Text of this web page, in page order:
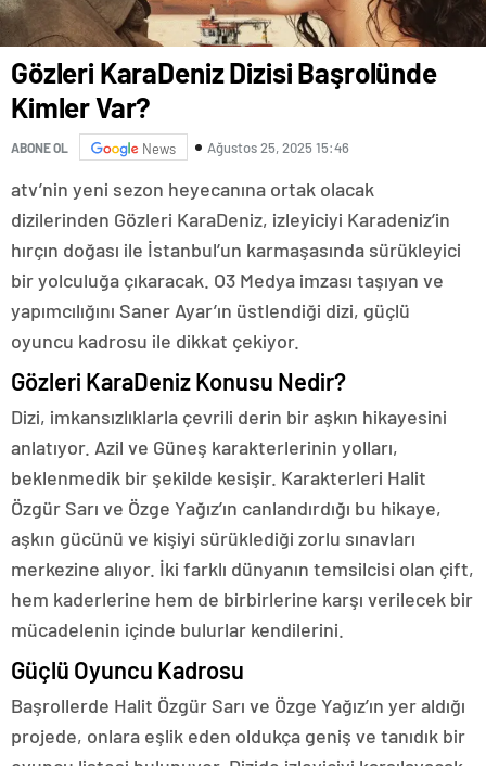
Gözleri KaraDeniz Dizisi Başrolünde
Kimler Var?
ABONE OL News Ağustos 25, 2025 15:46
atv’nin yeni sezon heyecanına ortak olacak
dizilerinden Gözleri KaraDeniz, izleyiciyi Karadeniz’in
hırçın doğası ile İstanbul’un karmaşasında sürükleyici
bir yolculuğa çıkaracak. O3 Medya imzası taşıyan ve
yapımcılığını Saner Ayar’ın üstlendiği dizi, güçlü
oyuncu kadrosu ile dikkat çekiyor.
Gözleri KaraDeniz Konusu Nedir?
Dizi, imkansızlıklarla çevrili derin bir aşkın hikayesini
anlatıyor. Azil ve Güneş karakterlerinin yolları,
beklenmedik bir şekilde kesişir. Karakterleri Halit
Özgür Sarı ve Özge Yağız’ın canlandırdığı bu hikaye,
aşkın gücünü ve kişiyi sürüklediği zorlu sınavları
merkezine alıyor. İki farklı dünyanın temsilcisi olan çift,
hem kaderlerine hem de birbirlerine karşı verilecek bir
mücadelenin içinde bulurlar kendilerini.
Güçlü Oyuncu Kadrosu
Başrollerde Halit Özgür Sarı ve Özge Yağız’ın yer aldığı
projede, onlara eşlik eden oldukça geniş ve tanıdık bir